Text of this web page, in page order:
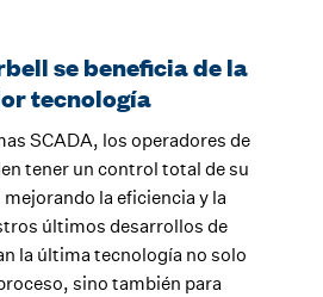
se beneficia de la
tecnología
SCADA, los operadores de
tener un control total de su
la eficiencia y la
últimos desarrollos de
la última tecnología no solo
sino también para